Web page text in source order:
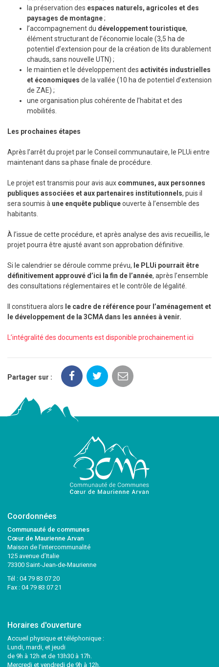
la préservation des espaces naturels, agricoles et des
paysages de montagne;
l’accompagnement du développement touristique,
élément structurant de l’économie locale (3,5 ha de
potentiel d’extension pour de la création de lits durablement
chauds, sans nouvelle UTN) ;
le maintien et le développement des activités industrielles
et économiques de la vallée (10 ha de potentiel d’extension
de ZAE) ;
une organisation plus cohérente de l’habitat et des
mobilités.
Les prochaines étapes
Après l’arrêt du projet par le Conseil communautaire, le PLUi entre
maintenant dans sa phase finale de procédure.
Le projet est transmis pour avis aux communes, aux personnes
publiques associées et aux partenaires institutionnels, puis il
sera soumis à une enquête publiqueouverte à l’ensemble des
habitants.
À l’issue de cette procédure, et après analyse des avis recueillis, le
projet pourra être ajusté avant son approbation définitive.
Si le calendrier se déroule comme prévu, le PLUi pourrait être
définitivement approuvé d’ici la fin de l’année, après l’ensemble
des consultations réglementaires et le contrôle de légalité.
Il constituera alors le cadre de référence pour l’aménagement et
le développement de la 3CMA dans les années à venir.
L’intégralité des documents est disponible prochainement ici
Partager sur :
Coordonnées
Communauté de communes
Cœur de Maurienne Arvan
Maison de l’intercommunalité
125 avenue d’Italie
73300 Saint-Jean-de-Maurienne
Tél : 04 79 83 07 20
Fax : 04 79 83 07 21
Horaires d'ouverture
Accueil physique et téléphonique :
Lundi, mardi, et jeudi
de 9h à 12h et de 13h30 à 17h.
Mercredi et vendredi de 9h à 12h.